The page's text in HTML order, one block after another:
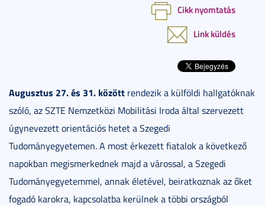
Cikk nyomtatás
Link küldés
Augusztus 27. és 31. között rendezik a külföldi hallgatóknak
szóló, az SZTE Nemzetközi Mobilitási Iroda által szervezett
úgynevezett orientációs hetet a Szegedi
Tudományegyetemen. A most érkezett fiatalok a következő
napokban megismerkednek majd a várossal, a Szegedi
Tudományegyetemmel, annak életével, beiratkoznak az őket
fogadó karokra, kapcsolatba kerülnek a többi országból